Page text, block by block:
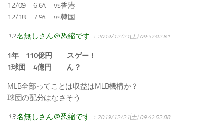
12/09 6.6% vs香港
12/18 7.9% vs韓国
12名無しさん＠恐縮です ：2019/12/21(土) 09:42:02.81
1年 110億円 スゲー！
1球団 4億円 ん？
MLB全部ってことは収益はMLB機構か？
球団の配分はなさそう
13名無しさん＠恐縮です ：2019/12/21(土) 09:42:52.88